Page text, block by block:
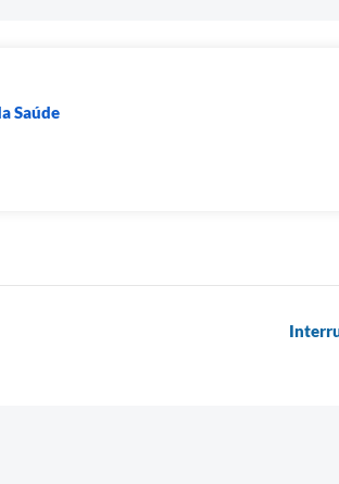
Saúde